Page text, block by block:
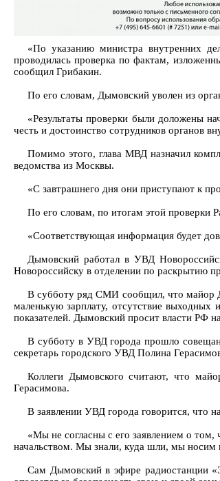
«По указанию министра внутренних
проводилась проверка по фактам,
сообщил Грибакин.
По его словам, Дымовский уволен из
«Результаты проверки были доложены
честь и достоинство сотрудников органов
Помимо этого, глава МВД назначил
ведомства из Москвы.
«С завтрашнего дня они приступают к
По его словам, по итогам этой проверки
«Соответствующая информация будет
Дымовский работал в УВД
Новороссийску в отделении по раскрытию
В субботу ряд СМИ сообщил, что майор
маленькую зарплату, отсутствие
показателей. Дымовский просит власти РФ
В субботу в УВД города прошло
секретарь городского УВД Полина
Коллеги Дымовского считают, что
Герасимова.
В заявлении УВД города говорится, что
«Мы не согласны с его заявлением о
начальством. Мы знали, куда шли, мы носим
Сам Дымовский в эфире радиостанции